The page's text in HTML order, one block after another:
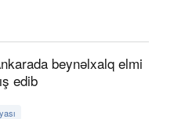
beynəlxalq elmi
edib